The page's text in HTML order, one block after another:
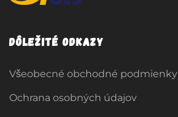
Dôležité odkazy
Všeobecné obchodné podmienky
Ochrana osobných údajov